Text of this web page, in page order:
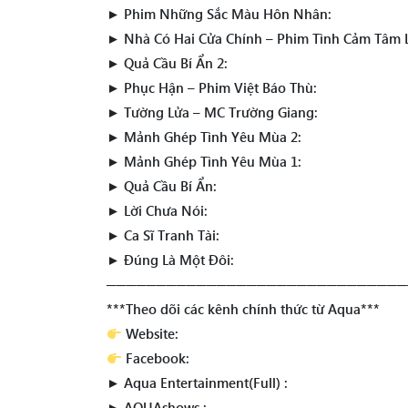
► Phim Những Sắc Màu Hôn Nhân:
► Nhà Có Hai Cửa Chính – Phim Tình Cảm Tâm
► Quả Cầu Bí Ẩn 2:
► Phục Hận – Phim Việt Báo Thù:
► Tường Lửa – MC Trường Giang:
► Mảnh Ghép Tình Yêu Mùa 2:
► Mảnh Ghép Tình Yêu Mùa 1:
► Quả Cầu Bí Ẩn:
► Lời Chưa Nói:
► Ca Sĩ Tranh Tài:
► Đúng Là Một Đôi:
***Theo dõi các kênh chính thức từ Aqua***
Website:
Facebook:
► Aqua Entertainment(Full) :